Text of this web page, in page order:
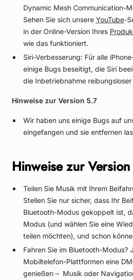
Dynamic Mesh Communication-
Sehen Sie sich unsere YouTube-
in der Online-Version Ihres
wie das funktioniert.
Siri-Verbesserung: Für alle
einige Bugs beseitigt, die Siri
die Inbetriebnahme
Hinweise zur Version 5.7
Wir haben uns einige Bugs auf
eingefangen und sie entfernen
Hinweise zur
Teilen Sie Musik mit Ihrem
Stellen Sie nur sicher, dass Ihr
Bluetooth-Modus gekoppelt ist,
Modus (und wählen Sie eine
teilen möchten), und schon
Fahren Sie im Bluetooth-Modus?
Mobiltelefon-Plattformen eine
genießen – Musik oder